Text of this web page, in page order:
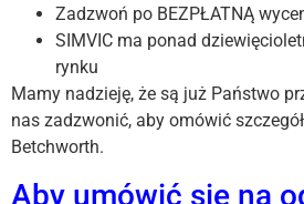
Zadzwoń po BEZPŁATNĄ
SIMVIC ma ponad
rynku
Mamy nadzieję, że są już Państwo
nas zadzwonić, aby omówić
Betchworth.
Aby umówić się na